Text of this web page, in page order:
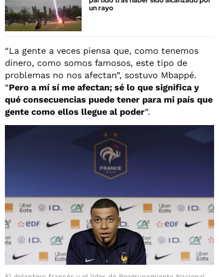
un rayo
“La gente a veces piensa que, como tenemos
dinero, como somos famosos, este tipo de
problemas no nos afectan”, sostuvo Mbappé.
“Pero a mí sí me afectan; sé lo que significa y
qué consecuencias puede tener para mi país que
gente como ellos llegue al poder”.